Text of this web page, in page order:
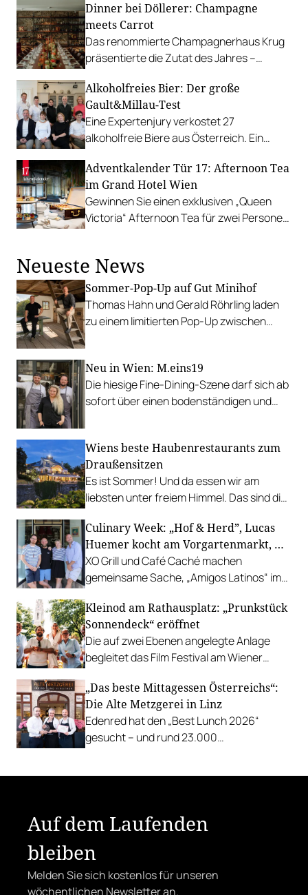
Dinner bei Döllerer: Champagne
meets Carrot
Das renommierte Champagnerhaus Krug
präsentierte die Zutat des Jahres –
Dinner bei 5-Hauben-Koch Andreas
Döllerer.
Alkoholfreies Bier: Der große
Gault&Millau-Test
Eine Expertenjury verkostet 27
alkoholfreie Biere aus Österreich. Ein
Hauptkategorien.
Adventkalender Tür 17: Afternoon Tea
im Grand Hotel Wien
Gewinnen Sie einen exklusiven „Queen
Victoria“ Afternoon Tea für zwei Personen
Neueste News
Sommer-Pop-Up auf Gut Minihof
Thomas Hahn und Gerald Röhrling laden
zu einem limitierten Pop-Up zwischen
Neu in Wien: M.eins19
Die hiesige Fine-Dining-Szene darf sich ab
sofort über einen bodenständigen und
Wiens beste Haubenrestaurants zum
Draußensitzen
Es ist Sommer! Und da essen wir am
liebsten unter freiem Himmel. Das sind die
Gastgarten.
Culinary Week: „Hof & Herd”, Lucas
Huemer kocht am Vorgartenmarkt, …
XO Grill und Café Caché machen
gemeinsame Sache, „Amigos Latinos“ im
Richard Rauch kocht in der Riederalm
u.v.m.
Kleinod am Rathausplatz: „Prunkstück
Sonnendeck“ eröffnet
Die auf zwei Ebenen angelegte Anlage
begleitet das Film Festival am Wiener
mit Cocktails, Snacks und
Veranstaltungsprogramm.
„Das beste Mittagessen Österreichs“:
Die Alte Metzgerei in Linz
Edenred hat den „Best Lunch 2026“
gesucht – und rund 23.000
Auf dem Laufenden
bleiben
Melden Sie sich kostenlos für unseren
wöchentlichen Newsletter an.